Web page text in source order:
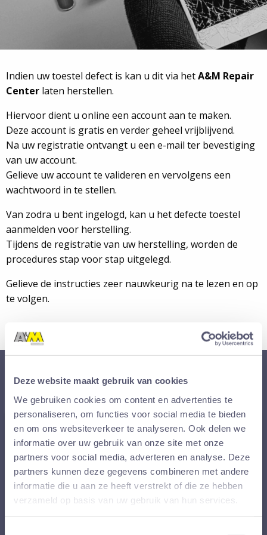
Deze website maakt gebruik van cookies
We gebruiken cookies om content en advertenties te
personaliseren, om functies voor social media te bieden
en om ons websiteverkeer te analyseren. Ook delen we
informatie over uw gebruik van onze site met onze
partners voor social media, adverteren en analyse. Deze
partners kunnen deze gegevens combineren met andere
informatie die u aan ze heeft verstrekt of die ze hebben
verzameld op basis van uw gebruik van hun services.
Indien uw toestel defect is kan u dit via hetA&M Repair
Center laten herstellen.
Hiervoor dient u online een account aan te maken.
Deze account is gratis en verder geheel vrijblijvend.
Na uw registratie ontvangt u een e-mail ter bevestiging
van uw account.
Gelieve uw account te valideren en vervolgens een
wachtwoord in te stellen.
Van zodra u bent ingelogd, kan u het defecte toestel
aanmelden voor herstelling.
Tijdens de registratie van uw herstelling, worden de
procedures stap voor stap uitgelegd.
Gelieve de instructies zeer nauwkeurig na te lezen en op
te volgen.
Registreren of inloggen
Nieuwe klant!
Nog geen account? Maak dan een nieuwe aan.
Gebruik als Company ID:MobileRepair